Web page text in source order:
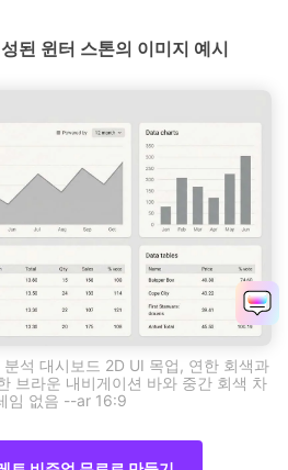
된 윈터 스톤의 이미지 예시
석 대시보드 2D UI 목업, 연한 회색과
브라운 내비게이션 바와 중간 회색 차
임 없음 --ar 16:9